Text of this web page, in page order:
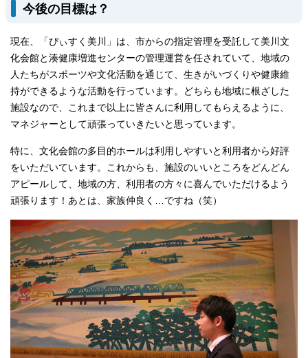
今後の目標は？
現在、「ぴぃすく美川」は、市からの指定管理を受託して美川文
化会館と湊健康増進センターの管理運営を任されていて、地域の
人たちがスポーツや文化活動を通じて、生きがいづくりや健康維
持ができるような活動を行っています。どちらも地域に根ざした
施設なので、これまで以上に皆さんに利用してもらえるように、
マネジャーとして頑張っていきたいと思っています。
特に、文化会館の多目的ホールは利用しやすいと利用者から好評
をいただいています。これからも、施設のいいところをどんどん
アピールして、地域の方、利用者の方々に喜んでいただけるよう
頑張ります！あとは、家族仲良く…ですね（笑）